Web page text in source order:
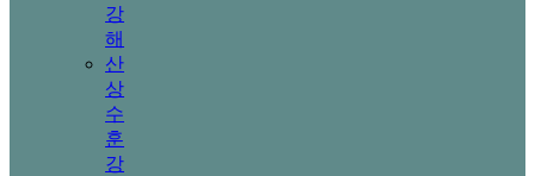
강
해
산
상
수
훈
강